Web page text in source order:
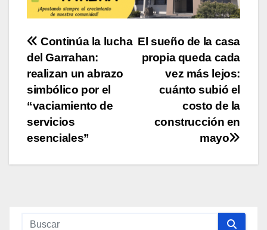
Navegación
de
entradas
El sueño de la casa
propia queda cada
vez más lejos:
cuánto subió el
costo de la
construcción en
mayo
Continúa la lucha
del Garrahan:
realizan un abrazo
simbólico por el
“vaciamiento de
servicios
esenciales”